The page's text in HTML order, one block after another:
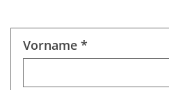
Vorname *